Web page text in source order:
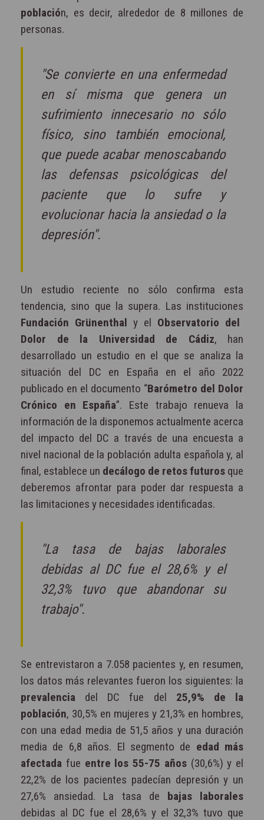
población, es decir, alrededor de 8 millones de
personas.
"Se convierte en una enfermedad
en sí misma que genera un
sufrimiento innecesario no sólo
físico, sino también emocional,
que puede acabar menoscabando
las defensas psicológicas del
paciente que lo sufre y
evolucionar hacia la ansiedad o la
depresión".
Un estudio reciente no sólo confirma esta
tendencia, sino que la supera. Las instituciones
Fundación Grünenthal y el Observatorio del
Dolor de la Universidad de Cádiz, han
desarrollado un estudio en el que se analiza la
situación del DC en España en el año 2022
publicado en el documento “Barómetro del Dolor
Crónico en España”. Este trabajo renueva la
información de la disponemos actualmente acerca
del impacto del DC a través de una encuesta a
nivel nacional de la población adulta española y, al
final, establece un decálogo de retos futuros que
deberemos afrontar para poder dar respuesta a
las limitaciones y necesidades identificadas.
"La tasa de bajas laborales
debidas al DC fue el 28,6% y el
32,3% tuvo que abandonar su
trabajo".
Se entrevistaron a 7.058 pacientes y, en resumen,
los datos más relevantes fueron los siguientes: la
prevalencia del DC fue del 25,9% de la
población, 30,5% en mujeres y 21,3% en hombres,
con una edad media de 51,5 años y una duración
media de 6,8 años. El segmento de edad más
afectada fue entre los 55-75 años(30,6%) y el
22,2% de los pacientes padecían depresión y un
27,6% ansiedad. La tasa de bajas laborales
debidas al DC fue el 28,6% y el 32,3% tuvo que